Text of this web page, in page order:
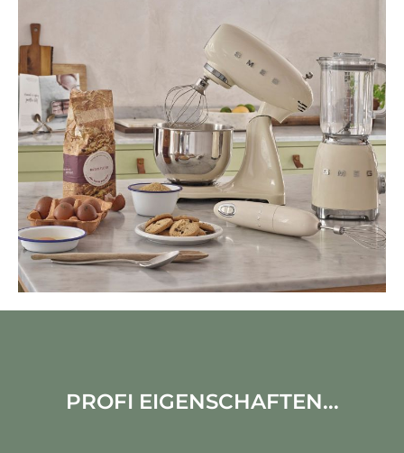
PROFI EIGENSCHAFTEN...